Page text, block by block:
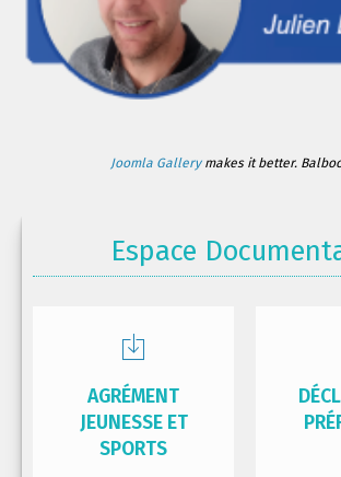
Joomla Gallerymakes it better.
Espace
AGRÉMENT
JEUNESSE ET
SPORTS